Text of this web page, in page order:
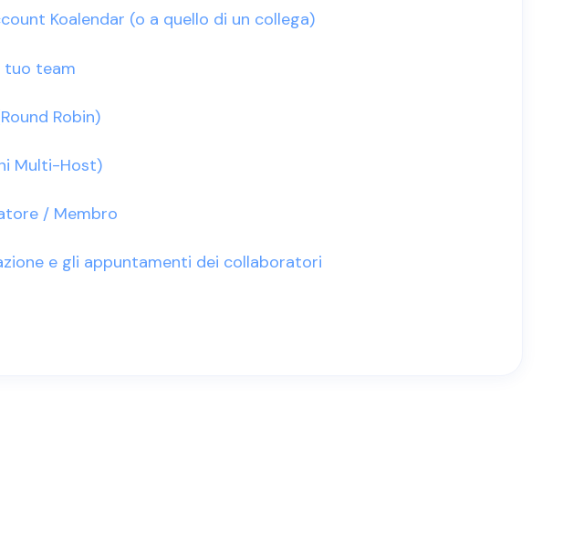
Koalendar (o a quello di un collega)
tuo team
Robin)
Multi-Host)
/ Membro
e gli appuntamenti dei collaboratori